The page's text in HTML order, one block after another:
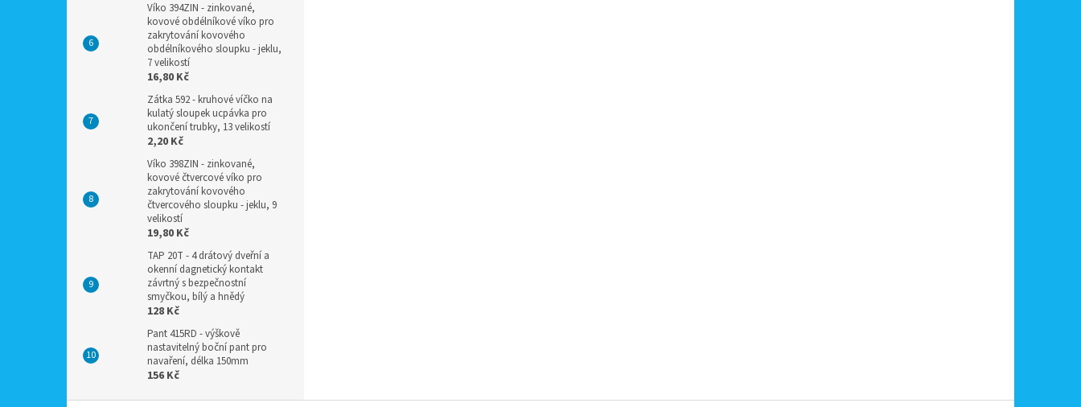
Víko 394ZIN - zinkované,
kovové obdélníkové víko pro
zakrytování kovového
obdélníkového sloupku - jeklu,
7 velikostí
16,80 Kč
Zátka 592 - kruhové víčko na
kulatý sloupek ucpávka pro
ukončení trubky, 13 velikostí
2,20 Kč
Víko 398ZIN - zinkované,
kovové čtvercové víko pro
zakrytování kovového
čtvercového sloupku - jeklu, 9
velikostí
19,80 Kč
TAP 20T - 4 drátový dveřní a
okenní dagnetický kontakt
závrtný s bezpečnostní
smyčkou, bílý a hnědý
128 Kč
Pant 415RD - výškově
nastavitelný boční pant pro
navaření, délka 150mm
156 Kč